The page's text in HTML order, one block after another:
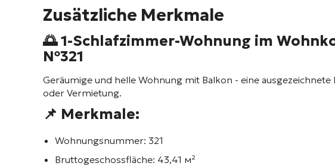
Zusätzliche Merkmale
🌅 1-Schlafzimmer-Wohnung im
№321
Geräumige und helle Wohnung mit Balkon - eine
oder Vermietung.
📌 Merkmale:
Wohnungsnummer: 321
Bruttogeschossfläche: 43,41 м²